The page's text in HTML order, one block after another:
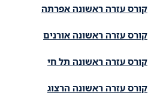
קורס עזרה ראשונה אפרתה
קורס עזרה ראשונה אורנים
קורס עזרה ראשונה תל חי
קורס עזרה ראשונה הרצוג